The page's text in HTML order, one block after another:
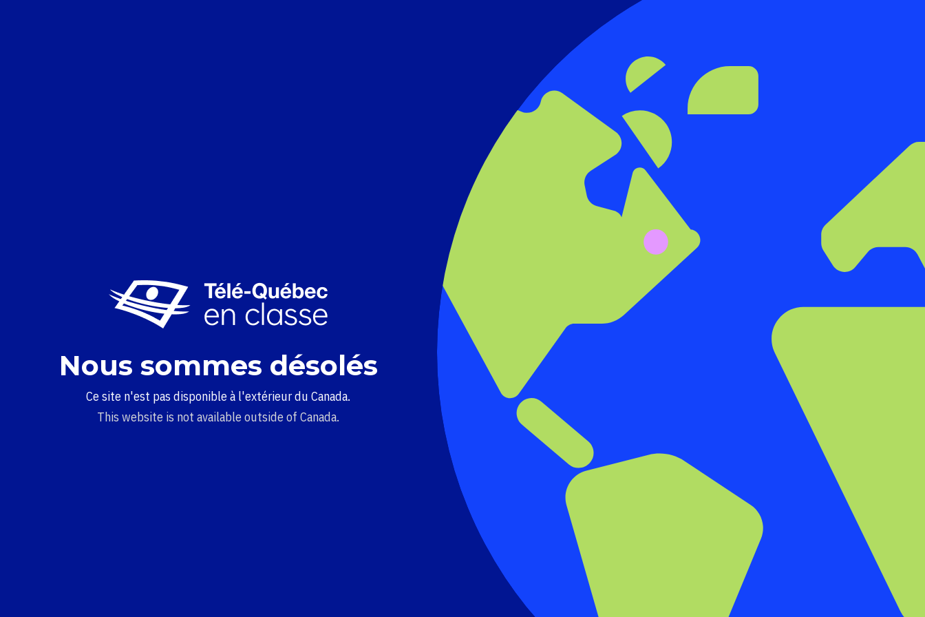
Nous sommes désolés
Ce site n'est pas disponible à l'extérieur du Canada.
This website is not available outside of Canada.